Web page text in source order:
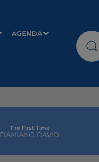
AGENDA
The First Time
DAMIANO DAVID